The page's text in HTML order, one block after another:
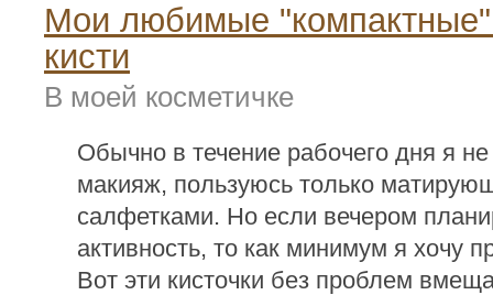
Мои любимые
кисти
В моей косметичке
Обычно в течение рабочего дня я
макияж, пользуюсь только
салфетками. Но если вечером
активность, то как минимум я хочу
Вот эти кисточки без проблем